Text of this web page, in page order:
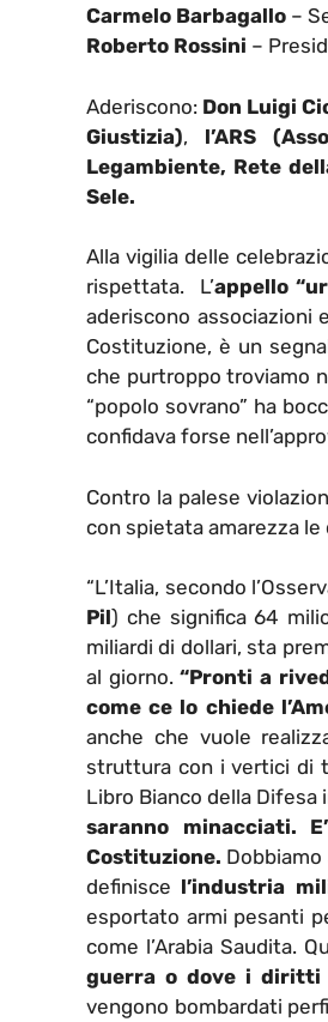
Carmelo Barbagallo –
Roberto Rossini –
Aderiscono: Don Luigi
Giustizia), l’ARS
Legambiente, Rete
Sele.
Alla vigilia delle
rispettata. L’appello
aderiscono associazioni
Costituzione, è un
che purtroppo troviamo
“popolo sovrano” ha
confidava forse
Contro la palese
con spietata amarezza le
“L’Italia, secondo
Pil) che significa 64
miliardi di dollari, sta
al giorno.“Pronti a
come ce lo chiede
anche che vuole
struttura con i vertici di
Libro Bianco della Difesa
saranno minacciati.
Costituzione.
definisce l’industria
esportato armi pesanti
come l’Arabia Saudita.
guerra o dove i diritti
vengono bombardati